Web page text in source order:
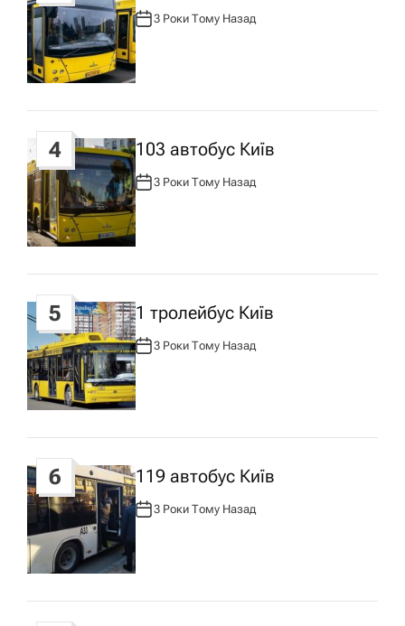
А
В
Т
О
Р
:
3 Роки Тому Назад
4 103 автобус Київ
А
В
Т
О
Р
:
3 Роки Тому Назад
5 1 тролейбус Київ
А
В
Т
О
Р
:
3 Роки Тому Назад
6 119 автобус Київ
А
Р
:
3 Роки Тому Назад